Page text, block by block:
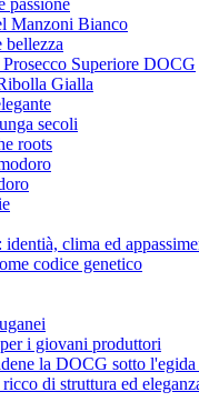
passione
Manzoni Bianco
Superiore DOCG
Gialla
secoli
roots
clima ed
codice genetico
i giovani produttori
la DOCG sotto
di struttura ed